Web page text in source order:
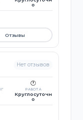
о
Отзывы
Нет отзывов
🕐
РАБОТА
Круглосуточн
о